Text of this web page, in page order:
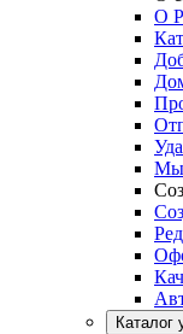
О
Мы
Каталог